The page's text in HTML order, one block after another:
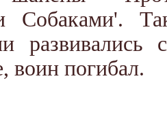
Собаками'.
развивались
воин погибал.